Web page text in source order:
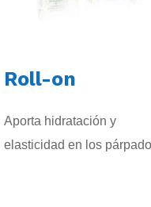
Roll-on
Aporta hidratación y
elasticidad en los